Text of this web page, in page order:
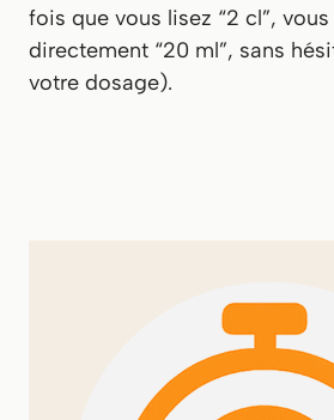
fois que vous lisez “2 cl”,
directement “20 ml”, sans
votre dosage).